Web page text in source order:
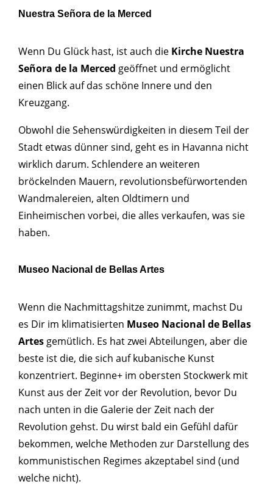
Nuestra Señora de la Merced
Wenn Du Glück hast, ist auch die Kirche Nuestra
Señora de la Merced geöffnet und ermöglicht
einen Blick auf das schöne Innere und den
Kreuzgang.
Obwohl die Sehenswürdigkeiten in diesem Teil der
Stadt etwas dünner sind, geht es in Havanna nicht
wirklich darum. Schlendere an weiteren
bröckelnden Mauern, revolutionsbefürwortenden
Wandmalereien, alten Oldtimern und
Einheimischen vorbei, die alles verkaufen, was sie
haben.
Museo Nacional de Bellas Artes
Wenn die Nachmittagshitze zunimmt, machst Du
es Dir im klimatisierten Museo Nacional de Bellas
Artes gemütlich. Es hat zwei Abteilungen, aber die
beste ist die, die sich auf kubanische Kunst
konzentriert. Beginne+ im obersten Stockwerk mit
Kunst aus der Zeit vor der Revolution, bevor Du
nach unten in die Galerie der Zeit nach der
Revolution gehst. Du wirst bald ein Gefühl dafür
bekommen, welche Methoden zur Darstellung des
kommunistischen Regimes akzeptabel sind (und
welche nicht).